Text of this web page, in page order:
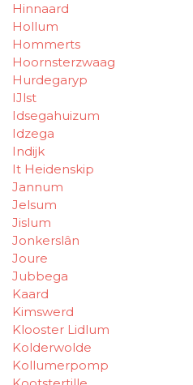
Hinnaard
Hollum
Hommerts
Hoornsterzwaag
Hurdegaryp
IJlst
Idsegahuizum
Idzega
Indijk
It Heidenskip
Jannum
Jelsum
Jislum
Jonkerslân
Joure
Jubbega
Kaard
Kimswerd
Klooster Lidlum
Kolderwolde
Kollumerpomp